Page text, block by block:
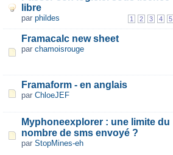
libre
1 2 3 4 5
par phildes
Framacalc new sheet
par chamoisrouge
Framaform - en anglais
par ChloeJEF
Myphoneexplorer : une limite du
nombre de sms envoyé ?
par StopMines-eh